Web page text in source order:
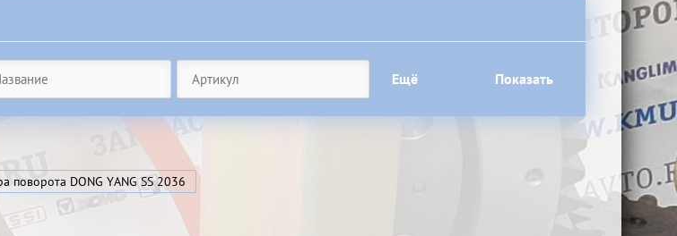
Ещё Показать
поворота DONG YANG SS 2036